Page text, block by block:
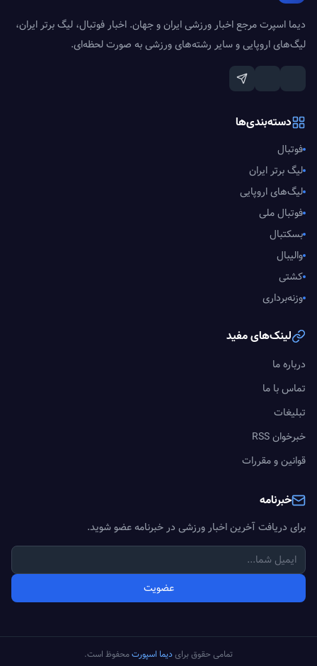
دیما اسپرت مرجع اخبار ورزشی ایران و جهان. اخبار فوتبال، لیگ برتر ایران،
لیگ‌های اروپایی و سایر رشته‌های ورزشی به صورت لحظه‌ای.
دسته‌بندی‌ها
فوتبال
لیگ برتر ایران
لیگ‌های اروپایی
فوتبال ملی
بسکتبال
والیبال
کشتی
وزنه‌برداری
لینک‌های مفید
درباره ما
تماس با ما
تبلیغات
خبرخوان RSS
قوانین و مقررات
خبرنامه
برای دریافت آخرین اخبار ورزشی در خبرنامه عضو شوید.
عضویت
تمامی حقوق برایدیما اسپورتمحفوظ است.